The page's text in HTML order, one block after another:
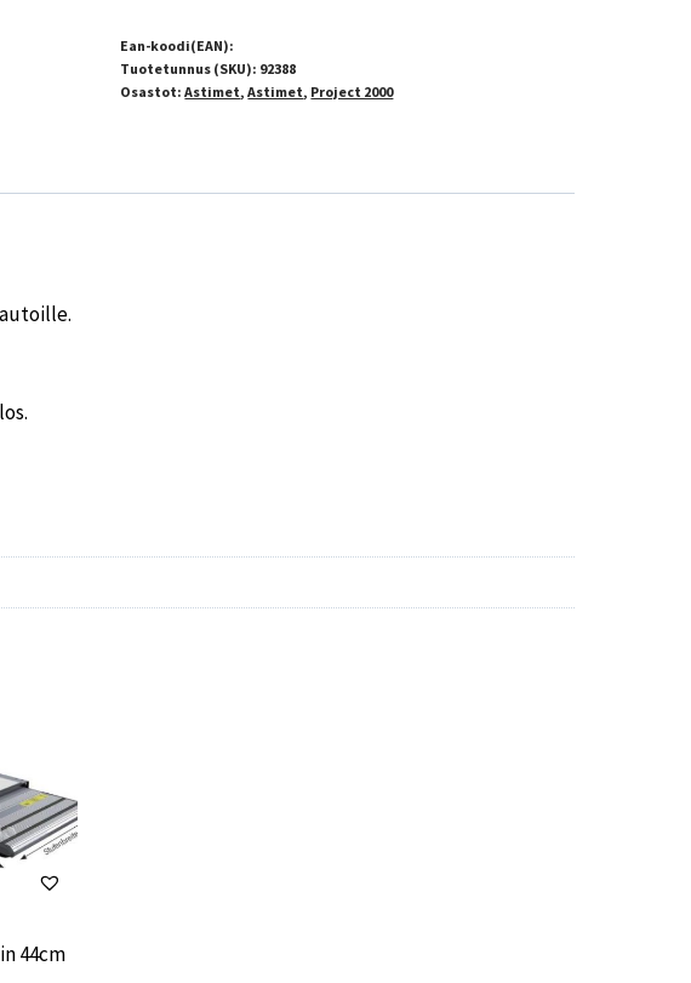
Ean-koodi(EAN):
Tuotetunnus (SKU): 92388
Osastot:Astimet,Astimet, Project 2000
44cm